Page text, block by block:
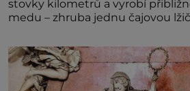
stovky kilometrů a vyrobí
medu – zhruba jednu čajovou
dalšími desítkami tisíc příslušnic
vznikne jeden z nejdokonalejších